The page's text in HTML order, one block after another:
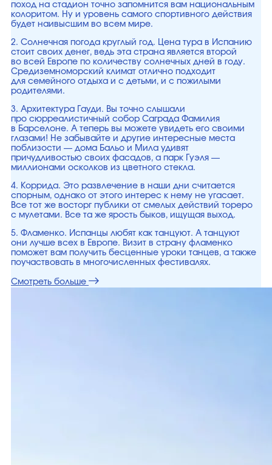
поход на стадион точно запомнится вам национальным
колоритом. Ну и уровень самого спортивного действия
будет наивысшим во всем мире.
2. Солнечная погода круглый год. Цена тура в Испанию
стоит своих денег, ведь эта страна является второй
во всей Европе по количеству солнечных дней в году.
Средиземноморский климат отлично подходит
для семейного отдыха и с детьми, и с пожилыми
родителями.
3. Архитектура Гауди. Вы точно слышали
про сюрреалистичный собор Саграда Фамилия
в Барселоне. А теперь вы можете увидеть его своими
глазами! Не забывайте и другие интересные места
поблизости — дома Бальо и Мила удивят
причудливостью своих фасадов, а парк Гуэля —
миллионами осколков из цветного стекла.
4. Коррида. Это развлечение в наши дни считается
спорным, однако от этого интерес к нему не угасает.
Все тот же восторг публики от смелых действий тореро
с мулетами. Все та же ярость быков, ищущая выход.
5. Фламенко. Испанцы любят как танцуют. А танцуют
они лучше всех в Европе. Визит в страну фламенко
поможет вам получить бесценные уроки танцев, а также
поучаствовать в многочисленных фестивалях.
Смотреть больше